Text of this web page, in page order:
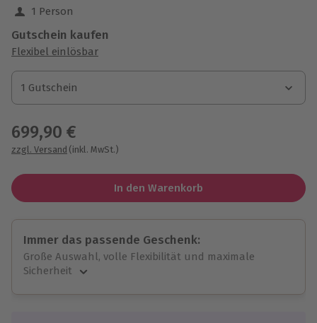
1 Person
Gutschein kaufen
Flexibel einlösbar
1 Gutschein
1 Gutschein
1 Gutschein
699,90 €
zzgl. Versand (inkl. MwSt.)
In den Warenkorb
Immer das passende Geschenk:
Große Auswahl, volle Flexibilität und maximale
Sicherheit